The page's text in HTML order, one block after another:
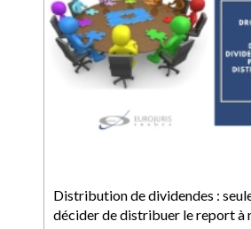
Distribution de dividendes :
décider de distribuer le report à